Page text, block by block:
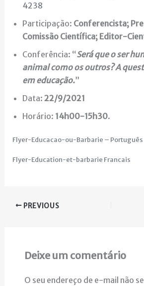
4238
Participação: Conferencista;
Comissão Científica; Editor-
Conferência: “Será que o ser
animal como os outros? A
em educação.”
Data: 22/9/2021
Horário: 14h00-15h30.
Flyer-Educacao-ou-Barbarie – Português
Flyer-Education-et-barbarie Francais
PREVIOUS
Deixe um comentário
O seu endereço de e-mail não